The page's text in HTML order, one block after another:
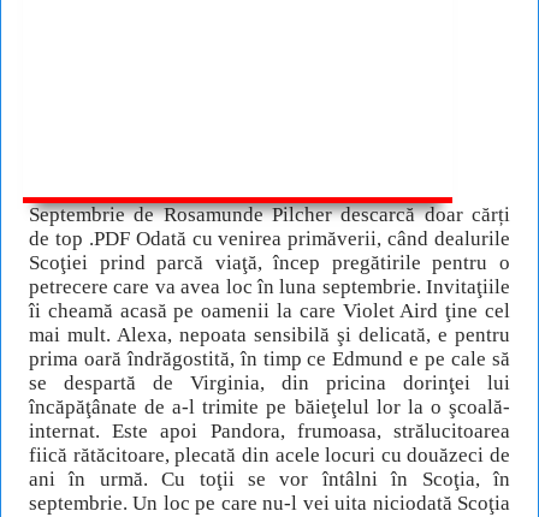
Septembrie de Rosamunde Pilcher descarcă doar cărți
de top .PDF Odată cu venirea primăverii, când dealurile
Scoţiei prind parcă viaţă, încep pregătirile pentru o
petrecere care va avea loc în luna septembrie. Invitaţiile
îi cheamă acasă pe oamenii la care Violet Aird ţine cel
mai mult. Alexa, nepoata sensibilă şi delicată, e pentru
prima oară îndrăgostită, în timp ce Edmund e pe cale să
se despartă de Virginia, din pricina dorinţei lui
încăpăţânate de a-l trimite pe băieţelul lor la o şcoală-
internat. Este apoi Pandora, frumoasa, strălucitoarea
fiică rătăcitoare, plecată din acele locuri cu douăzeci de
ani în urmă. Cu toţii se vor întâlni în Scoţia, în
septembrie. Un loc pe care nu-l vei uita niciodată Scoţia